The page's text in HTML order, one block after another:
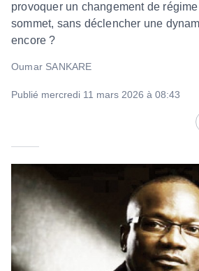
provoquer un changement de
sommet, sans déclencher une
encore ?
Oumar SANKARE
Publié mercredi 11 mars 2026 à 08:43